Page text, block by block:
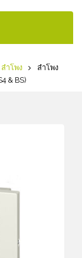
ลำโพง
ลำโพง
& BS)